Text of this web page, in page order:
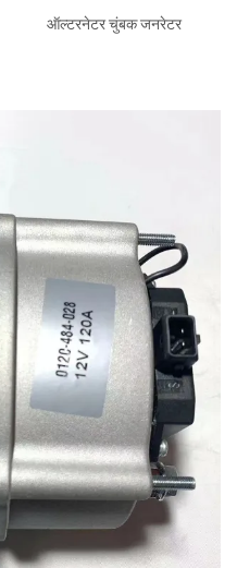
ऑल्टरनेटर चुंबक जनरेटर